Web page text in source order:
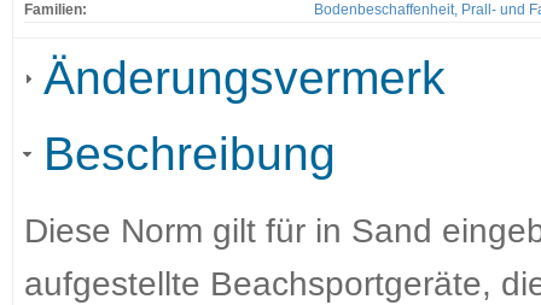
Familien:
Bodenbeschaffenheit, Prall- und
Änderungsvermerk
Beschreibung
Diese Norm gilt für in Sand
aufgestellte Beachsportgeräte,